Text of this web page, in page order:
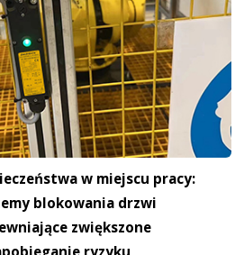
w miejscu pracy:
blokowania drzwi
zwiększone
ryzyku